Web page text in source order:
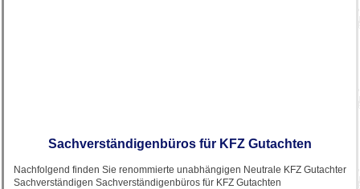
Sachverständigenbüros für KFZ Gutachten
Nachfolgend finden Sie renommierte unabhängigen Neutrale KFZ Gutachter
Sachverständigen Sachverständigenbüros für KFZ Gutachten